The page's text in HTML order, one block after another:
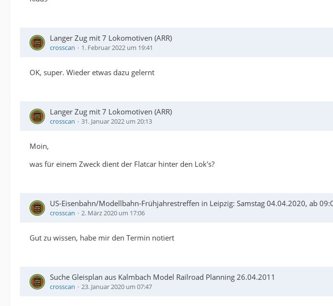
Langer Zug mit 7 Lokomotiven (ARR)
crosscan 1. Februar 2022 um 19:41
OK, super. Wieder etwas dazu gelernt
Langer Zug mit 7 Lokomotiven (ARR)
crosscan 31. Januar 2022 um 20:13
Moin,
was für einem Zweck dient der Flatcar hinter den Lok's?
US-Eisenbahn/Modellbahn-Frühjahrestreffen in Leipzig: Samstag 04.04.2020, ab
crosscan 2. März 2020 um 17:06
Gut zu wissen, habe mir den Termin notiert
Suche Gleisplan aus Kalmbach Model Railroad Planning 26.04.2011
crosscan 23. Januar 2020 um 07:47